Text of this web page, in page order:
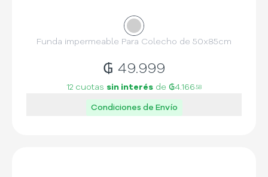
Funda impermeable Para Colecho de 50x85cm
₲ 49.999
12 cuotas sin interés de ₲4.166 58
Condiciones de Envío